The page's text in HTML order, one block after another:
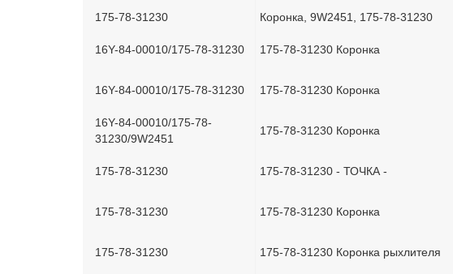
175-78-31230
Коронка, 9W2451, 175-78-31230
16Y-84-00010/175-78-31230 175-78-31230 Коронка
16Y-84-00010/175-78-31230 175-78-31230 Коронка
16Y-84-00010/175-78-
31230/9W2451
175-78-31230 Коронка
175-78-31230 175-78-31230 - ТОЧКА -
175-78-31230 175-78-31230 Коронка
175-78-31230 175-78-31230 Коронка рыхлителя